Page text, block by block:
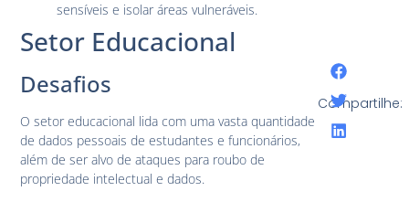
sensíveis e isolar áreas vulneráveis.
Setor Educacional
Desafios
O setor educacional lida com uma vasta quantidade
de dados pessoais de estudantes e funcionários,
além de ser alvo de ataques para roubo de
propriedade intelectual e dados.
Compartilhe: